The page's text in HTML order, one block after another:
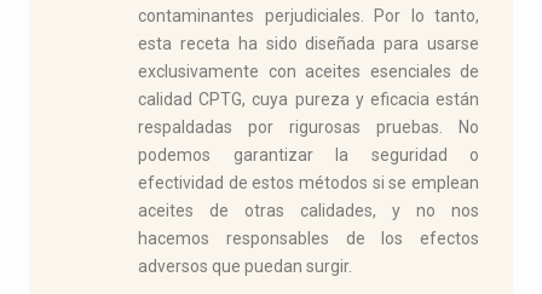
contaminantes perjudiciales. Por lo tanto,
esta receta ha sido diseñada para usarse
exclusivamente con aceites esenciales de
calidad CPTG, cuya pureza y eficacia están
respaldadas por rigurosas pruebas. No
podemos garantizar la seguridad o
efectividad de estos métodos si se emplean
aceites de otras calidades, y no nos
hacemos responsables de los efectos
adversos que puedan surgir.